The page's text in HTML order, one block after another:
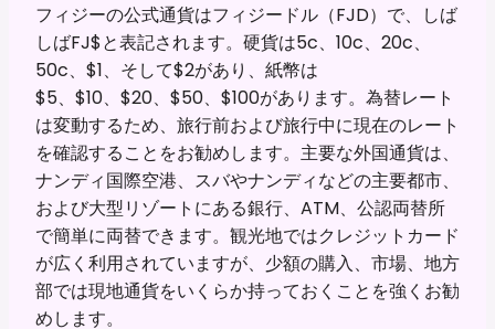
フィジーの公式通貨はフィジードル（FJD）で、しば
しばFJ$と表記されます。硬貨は5c、10c、20c、
50c、$1、そして$2があり、紙幣は
$5、$10、$20、$50、$100があります。為替レート
は変動するため、旅行前および旅行中に現在のレート
を確認することをお勧めします。主要な外国通貨は、
ナンディ国際空港、スバやナンディなどの主要都市、
および大型リゾートにある銀行、ATM、公認両替所
で簡単に両替できます。観光地ではクレジットカード
が広く利用されていますが、少額の購入、市場、地方
部では現地通貨をいくらか持っておくことを強くお勧
めします。